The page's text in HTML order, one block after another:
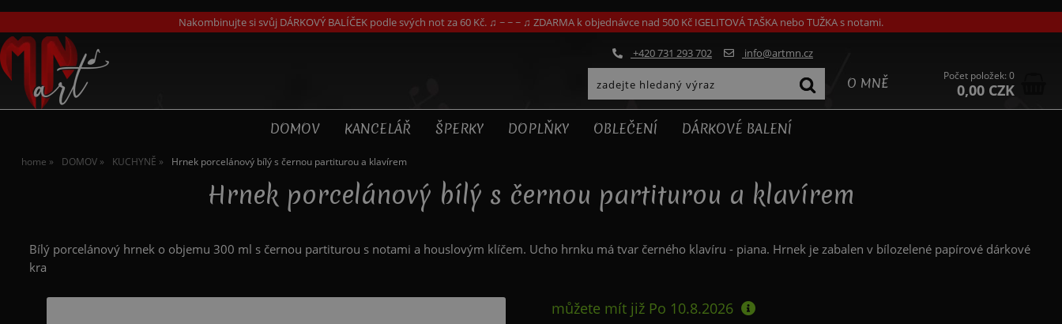
Nakombinujte si svůj DÁRKOVÝ BALÍČEK podle svých not za 60 Kč. ♫ ~ ~ ~ ♫ ZDARMA k objednávce nad 500 Kč IGELITOVÁ TAŠKA nebo TUŽKA s notami.
O MNĚ
+420 731 293 702 info@artmn.cz
Počet položek: 0
0,00 CZK
DOMOV KANCELÁŘ ŠPERKY DOPLŇKY OBLEČENÍ DÁRKOVÉ BALENÍ
home DOMOV KUCHYNĚ Hrnek porcelánový bílý s černou partiturou a klavírem
Hrnek porcelánový bílý s černou partiturou a klavírem
Bílý porcelánový hrnek o objemu 300 ml s černou partiturou s notami a houslovým klíčem. Ucho hrnku má tvar černého klavíru - piana. Hrnek je zabalen v bílozelené papírové dárkové
kra
můžete mít již Po 10.8.2026